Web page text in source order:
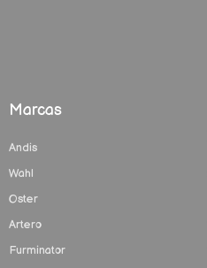
Marcas
Andis
Wahl
Oster
Artero
Furminator